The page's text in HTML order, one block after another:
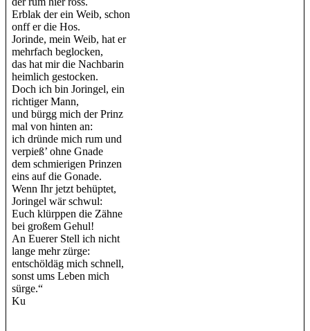
Erblak der ein Weib, schon
onff er die Hos.
Jorinde, mein Weib, hat er
mehrfach beglocken,
das hat mir die Nachbarin
heimlich gestocken.
Doch ich bin Joringel, ein
richtiger Mann,
und bürgg mich der Prinz
mal von hinten an:
ich dründe mich rum und
verpieß’ ohne Gnade
dem schmierigen Prinzen
eins auf die Gonade.
Wenn Ihr jetzt behüptet,
Joringel wär schwul:
Euch klürppen die Zähne
bei großem Gehul!
An Euerer Stell ich nicht
lange mehr zürge:
entschöldäg mich schnell,
sonst ums Leben mich
sürge.“
Ku